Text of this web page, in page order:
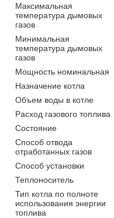
Максимальная
температура дымовых
газов
Минимальная
температура дымовых
газов
Мощность номинальная
Назначение котла
Объем воды в котле
Расход газового топлива
Состояние
Способ отвода
отработанных газов
Способ установки
Теплоноситель
Тип котла по полноте
использования энергии
топлива